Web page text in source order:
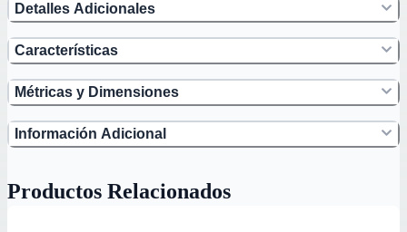
Detalles Adicionales
Características
Métricas y Dimensiones
Información Adicional
Productos Relacionados